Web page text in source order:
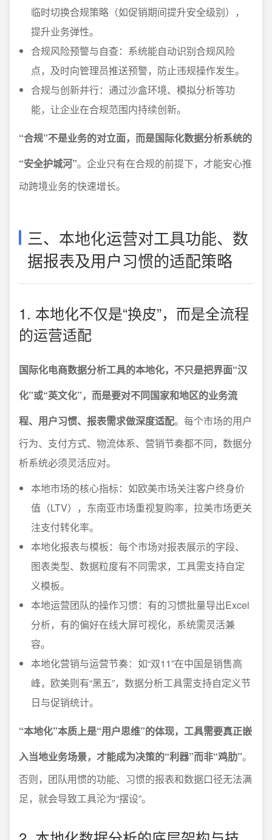
临时切换合规策略（如促销期间提升安全级别），
提升业务弹性。
合规风险预警与自查：系统能自动识别合规风险
点，及时向管理员推送预警，防止违规操作发生。
合规与创新并行：通过沙盒环境、模拟分析等功
能，让企业在合规范围内持续创新。
“合规”不是业务的对立面，而是国际化数据分析系统的
“安全护城河”。企业只有在合规的前提下，才能安心推
动跨境业务的快速增长。
三、本地化运营对工具功能、数
据报表及用户习惯的适配策略
1. 本地化不仅是“换皮”，而是全流程
的运营适配
国际化电商数据分析工具的本地化，不只是把界面“汉
化”或“英文化”，而是要对不同国家和地区的业务流
程、用户习惯、报表需求做深度适配。每个市场的用户
行为、支付方式、物流体系、营销节奏都不同，数据分
析系统必须灵活应对。
本地市场的核心指标：如欧美市场关注客户终身价
值（LTV），东南亚市场重视复购率，拉美市场更关
注支付转化率。
本地化报表与模板：每个市场对报表展示的字段、
图表类型、数据粒度有不同需求，工具需支持自定
义模板。
本地运营团队的操作习惯：有的习惯批量导出Excel
分析，有的偏好在线大屏可视化，系统需灵活兼
容。
本地化营销与运营节奏：如“双11”在中国是销售高
峰，欧美则有“黑五”，数据分析工具需支持自定义节
日与促销统计。
“本地化”本质上是“用户思维”的体现，工具需要真正嵌
入当地业务场景，才能成为决策的“利器”而非“鸡肋”。
否则，团队用惯的功能、习惯的报表和数据口径无法满
足，就会导致工具沦为“摆设”。